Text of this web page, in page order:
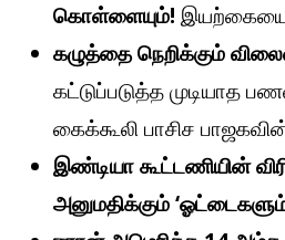
கொள்ளையும்! இயற்கையை
கழுத்தை நெறிக்கும்
கட்டுப்படுத்த முடியாத
கைக்கூலி பாசிச
இண்டியா கூட்டணியின்
அனுமதிக்கும்